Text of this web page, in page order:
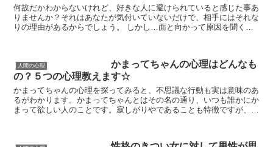
何故だかわからないけれど、好きな人に避けられていると感じた事あ
りませんか？それはあなたが気付いていないだけで、相手にはそれな
りの理由があるからでしょう。 しかし…面と向かって原因を聞くの
人間の心理
かまってちゃんの心理はどんなも
の？５つの心理教えます☆
かまってちゃんの心理を探ってみると、不思議な行動も実は意味のあ
るがわかります。かまってちゃんとはその名の通り、いつも誰かにか
まって欲しい人のことです。寂しがりやであることも特徴ですが、こ